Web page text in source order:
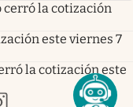
cerró la cotización
este viernes 7
la cotización este
pestaña
nueva pestaña
en nueva pestaña
abre en nueva pestaña